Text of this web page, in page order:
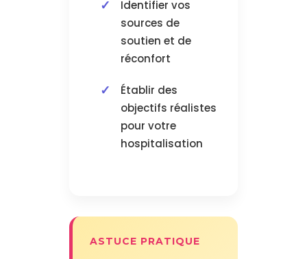
Identifier vos
sources de
soutien et de
réconfort
Établir des
objectifs réalistes
pour votre
hospitalisation
ASTUCE PRATIQUE